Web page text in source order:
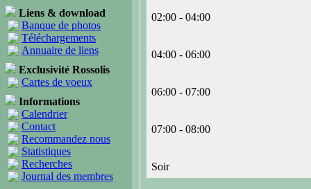
Liens & download
Banque de photos
Téléchargements
Annuaire de liens
Exclusivité Rossolis
Cartes de voeux
Informations
Calendrier
Contact
Recommandez nous
Statistiques
Recherches
Journal des membres
02:00 - 04:00
04:00 - 06:00
06:00 - 07:00
07:00 - 08:00
Soir